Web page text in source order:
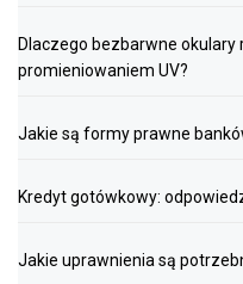
Dlaczego bezbarwne
promieniowaniem UV?
Jakie są formy prawne
Kredyt gotówkowy:
Jakie uprawnienia są